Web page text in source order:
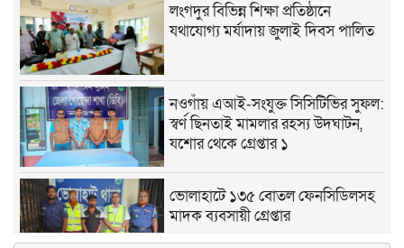
লংগদুর বিভিন্ন শিক্ষা প্রতিষ্ঠানে
যথাযোগ্য মর্যাদায় জুলাই দিবস পালিত
নওগাঁয় এআই-সংযুক্ত সিসিটিভির সুফল:
স্বর্ণ ছিনতাই মামলার রহস্য উদঘাটন,
যশোর থেকে গ্রেপ্তার ১
ভোলাহাটে ১৩৫ বোতল ফেনসিডিলসহ
মাদক ব্যবসায়ী গ্রেপ্তার